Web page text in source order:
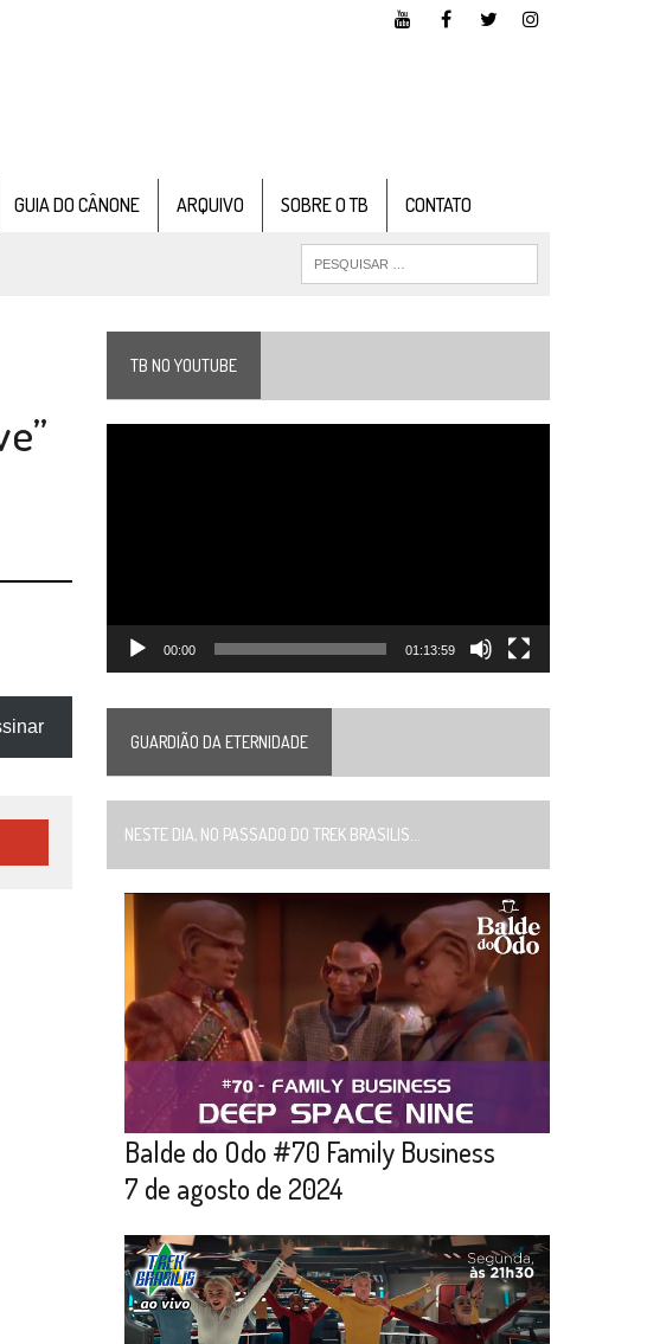
GUIA DO CÂNONE ARQUIVO SOBRE O TB CONTATO
TB NO YOUTUBE
00:00 01:13:59
GUARDIÃO DA ETERNIDADE
NESTE DIA, NO PASSADO DO TREK BRASILIS...
Balde do Odo #70 Family Business
7 de agosto de 2024